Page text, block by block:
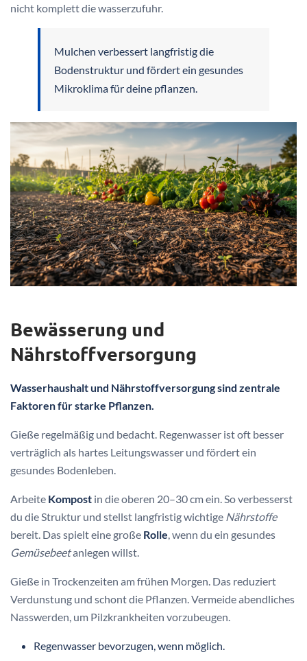
nicht komplett die wasserzufuhr.
Mulchen verbessert langfristig die
Bodenstruktur und fördert ein gesundes
Mikroklima für deine pflanzen.
Bewässerung und
Nährstoffversorgung
Wasserhaushalt und Nährstoffversorgung sind zentrale
Faktoren für starke Pflanzen.
Gieße regelmäßig und bedacht. Regenwasser ist oft besser
verträglich als hartes Leitungswasser und fördert ein
gesundes Bodenleben.
Arbeite Kompost in die oberen 20–30 cm ein. So verbesserst
du die Struktur und stellst langfristig wichtige Nährstoffe
bereit. Das spielt eine große Rolle , wenn du ein gesundes
Gemüsebeetanlegen willst.
Gieße in Trockenzeiten am frühen Morgen. Das reduziert
Verdunstung und schont die Pflanzen. Vermeide abendliches
Nasswerden, um Pilzkrankheiten vorzubeugen.
Regenwasser bevorzugen, wenn möglich.